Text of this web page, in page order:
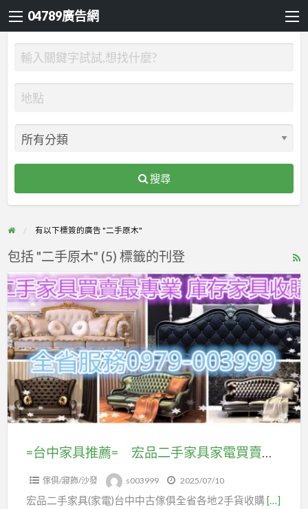
04789廣告網
搜尋
有以下標簽的廣告 "二手原木"
包括 "二手原木" (5) 標籤的刊登
=
台
中
家
具
推
薦
=
宏
=台中家具推薦= 宏品二手家具家電買賣收購專線０９７９００３９９９ 免費到府估價 臥室家具／辦公設備／原木藝品
傢俱/寢飾/沙發 s003999 2025/07/10
宏品二手家具(家電)台中中古傢俱全省各地2手貨收購[…]